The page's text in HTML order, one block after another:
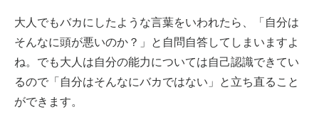
大人でもバカにしたような言葉をいわれたら、「自分は
そんなに頭が悪いのか？」と自問自答してしまいますよ
ね。でも大人は自分の能力については自己認識できてい
るので「自分はそんなにバカではない」と立ち直ること
ができます。